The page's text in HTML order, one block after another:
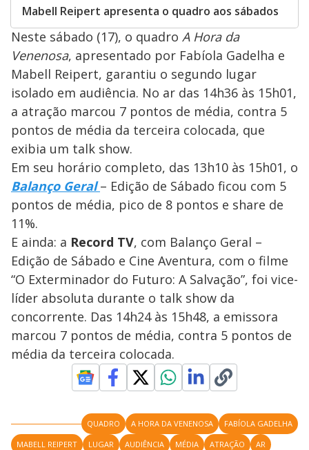
Mabell Reipert apresenta o quadro aos sábados
Neste sábado (17), o quadro A Hora da
Venenosa, apresentado por Fabíola Gadelha e
Mabell Reipert, garantiu o segundo lugar
isolado em audiência. No ar das 14h36 às 15h01,
a atração marcou 7 pontos de média, contra 5
pontos de média da terceira colocada, que
exibia um talk show.
Em seu horário completo, das 13h10 às 15h01, o
Balanço Geral– Edição de Sábado ficou com 5
pontos de média, pico de 8 pontos e share de
11%.
E ainda: a Record TV, com Balanço Geral –
Edição de Sábado e Cine Aventura, com o filme
“O Exterminador do Futuro: A Salvação”, foi vice-
líder absoluta durante o talk show da
concorrente. Das 14h24 às 15h48, a emissora
marcou 7 pontos de média, contra 5 pontos de
média da terceira colocada.
QUADRO A HORA DA VENENOSA
FABÍOLA GADELHA
MABELL REIPERT
LUGAR AUDIÊNCIA MÉDIA ATRAÇÃO
AR